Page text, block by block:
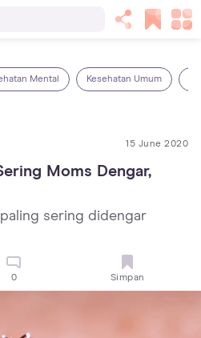
Mental Kesehatan Umum
15 June 2020
Moms Dengar,
sering didengar
0 Simpan